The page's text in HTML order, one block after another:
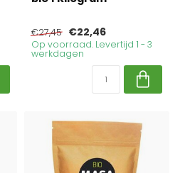
€27,45 €22,46
Op voorraad. Levertijd 1 - 3
werkdagen